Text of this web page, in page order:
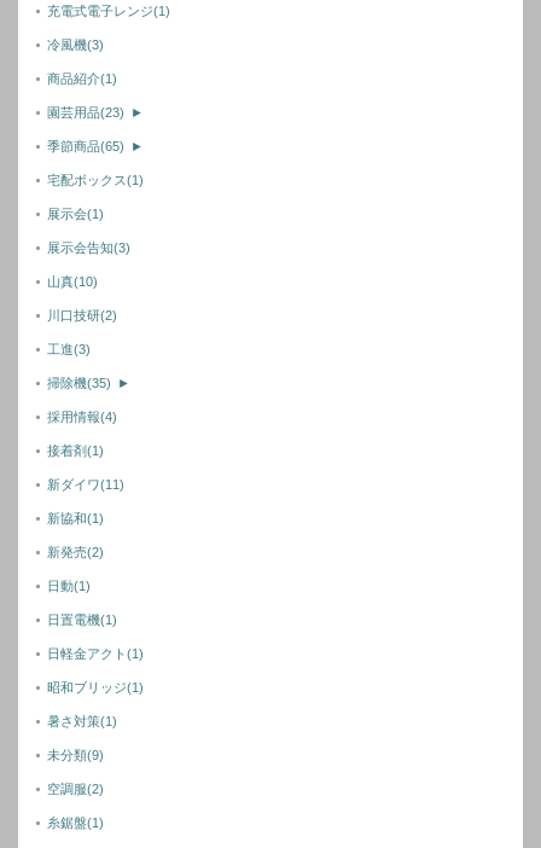
充電式電子レンジ(1)
冷風機(3)
商品紹介(1)
園芸用品(23) ►
季節商品(65) ►
宅配ボックス(1)
展示会(1)
展示会告知(3)
山真(10)
川口技研(2)
工進(3)
掃除機(35) ►
採用情報(4)
接着剤(1)
新ダイワ(11)
新協和(1)
新発売(2)
日動(1)
日置電機(1)
日軽金アクト(1)
昭和ブリッジ(1)
暑さ対策(1)
未分類(9)
空調服(2)
糸鋸盤(1)